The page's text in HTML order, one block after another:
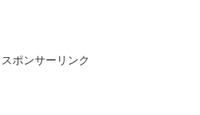
スポンサーリンク